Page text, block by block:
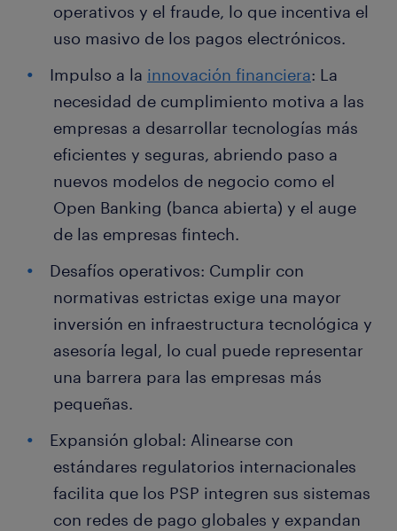
operativos y el fraude, lo que incentiva el
uso masivo de los pagos electrónicos.
Impulso a la innovación financiera: La
necesidad de cumplimiento motiva a las
empresas a desarrollar tecnologías más
eficientes y seguras, abriendo paso a
nuevos modelos de negocio como el
Open Banking (banca abierta) y el auge
de las empresas fintech.
Desafíos operativos: Cumplir con
normativas estrictas exige una mayor
inversión en infraestructura tecnológica y
asesoría legal, lo cual puede representar
una barrera para las empresas más
pequeñas.
Expansión global: Alinearse con
estándares regulatorios internacionales
facilita que los PSP integren sus sistemas
con redes de pago globales y expandan